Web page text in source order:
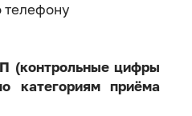
(контрольные цифры
категориям приёма